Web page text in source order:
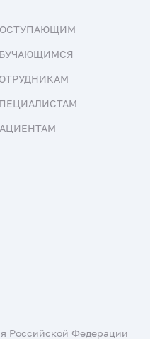
Российской Федерации